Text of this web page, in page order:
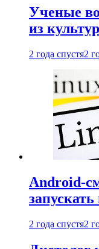
Ученые
из
2 года спустя2
Android-
2 года спустя2